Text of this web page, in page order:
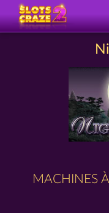
MACHINES